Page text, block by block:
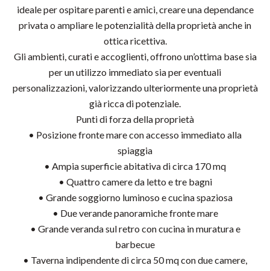
ideale per ospitare parenti e amici, creare una dependance
privata o ampliare le potenzialità della proprietà anche in
ottica ricettiva.
Gli ambienti, curati e accoglienti, offrono un’ottima base sia
per un utilizzo immediato sia per eventuali
personalizzazioni, valorizzando ulteriormente una proprietà
già ricca di potenziale.
Punti di forza della proprietà
• Posizione fronte mare con accesso immediato alla
spiaggia
• Ampia superficie abitativa di circa 170 mq
• Quattro camere da letto e tre bagni
• Grande soggiorno luminoso e cucina spaziosa
• Due verande panoramiche fronte mare
• Grande veranda sul retro con cucina in muratura e
barbecue
• Taverna indipendente di circa 50 mq con due camere,